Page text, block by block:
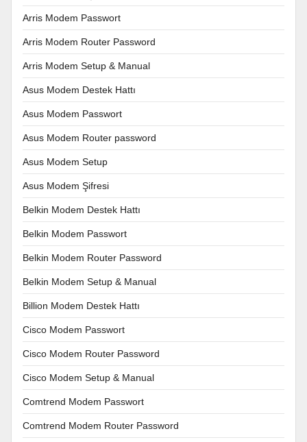
Arris Modem Passwort
Arris Modem Router Password
Arris Modem Setup & Manual
Asus Modem Destek Hattı
Asus Modem Passwort
Asus Modem Router password
Asus Modem Setup
Asus Modem Şifresi
Belkin Modem Destek Hattı
Belkin Modem Passwort
Belkin Modem Router Password
Belkin Modem Setup & Manual
Billion Modem Destek Hattı
Cisco Modem Passwort
Cisco Modem Router Password
Cisco Modem Setup & Manual
Comtrend Modem Passwort
Comtrend Modem Router Password